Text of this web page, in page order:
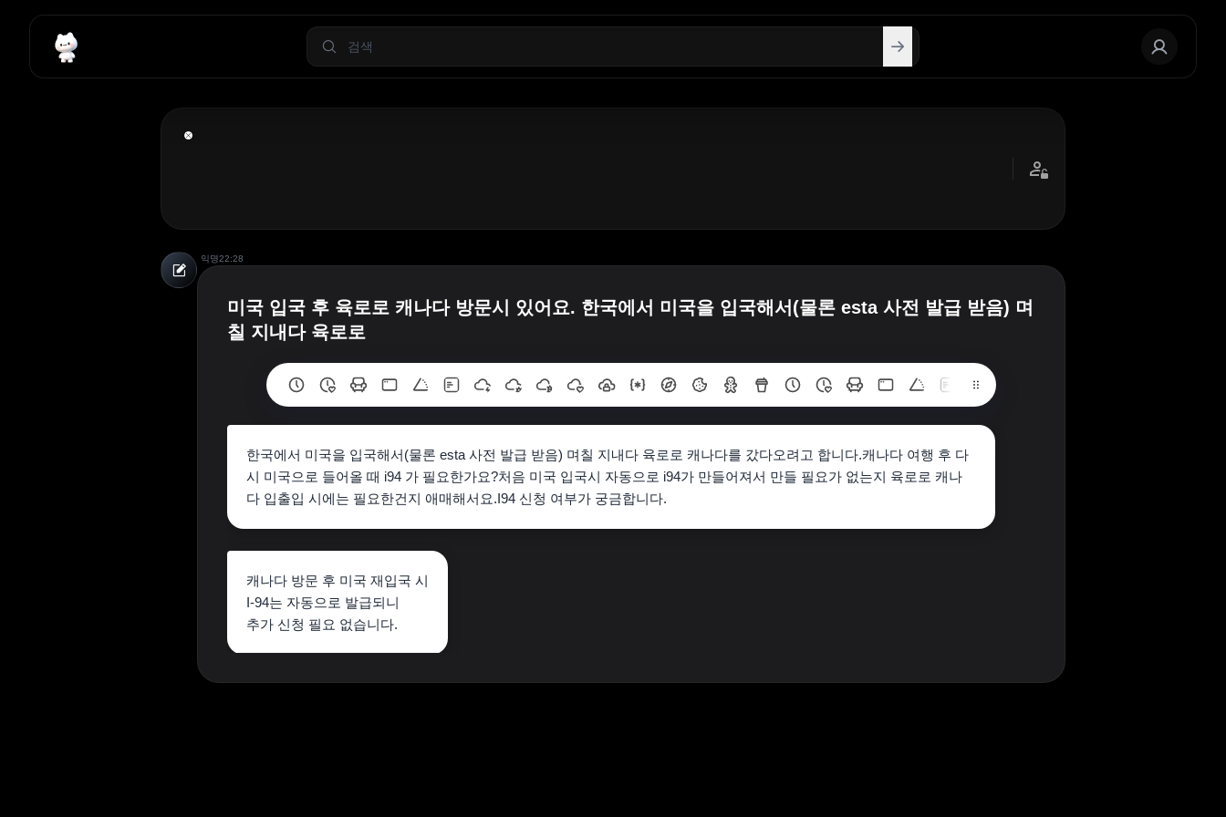
익명22:28
미국 입국 후 육로로 캐나다 방문시 있어요. 한국에서 미국을 입국해서(물론 esta 사전 발급 받음) 며
칠 지내다 육로로
한국에서 미국을 입국해서(물론 esta 사전 발급 받음) 며칠 지내다 육로로 캐나다를 갔다오려고 합니다.캐나다 여행 후 다
시 미국으로 들어올 때 i94 가 필요한가요?처음 미국 입국시 자동으로 i94가 만들어져서 만들 필요가 없는지 육로로 캐나
다 입출입 시에는 필요한건지 애매해서요.I94 신청 여부가 궁금합니다.
캐나다 방문 후 미국 재입국 시
I-94는 자동으로 발급되니
추가 신청 필요 없습니다.
상단 광고의 [X] 버튼을 누르면 내용이 보입니다